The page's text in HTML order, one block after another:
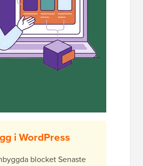
i WordPress
blocket Senaste